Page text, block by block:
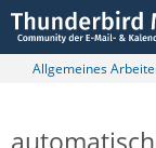
Allgemeines